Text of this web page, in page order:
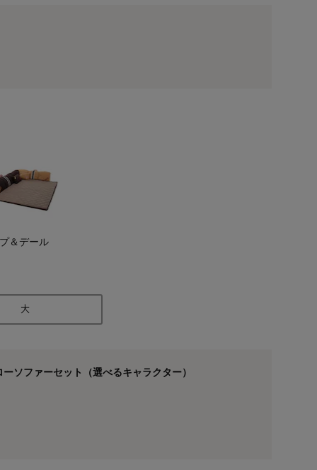
＆デール
大
ソファーセット（選べるキャラクター）